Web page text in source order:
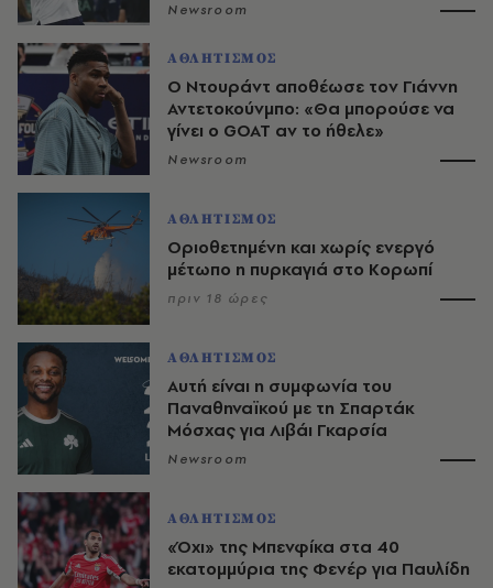
Newsroom
ΑΘΛΗΤΙΣΜΟΣ
Ο Ντουράντ αποθέωσε τον Γιάννη
Αντετοκούνμπο: «Θα μπορούσε να
γίνει ο GOAT αν το ήθελε»
Newsroom
ΑΘΛΗΤΙΣΜΟΣ
Οριοθετημένη και χωρίς ενεργό
μέτωπο η πυρκαγιά στο Κορωπί
πριν 18 ώρες
ΑΘΛΗΤΙΣΜΟΣ
Αυτή είναι η συμφωνία του
Παναθηναϊκού με τη Σπαρτάκ
Μόσχας για Λιβάι Γκαρσία
Newsroom
ΑΘΛΗΤΙΣΜΟΣ
«Όχι» της Μπενφίκα στα 40
εκατομμύρια της Φενέρ για Παυλίδη